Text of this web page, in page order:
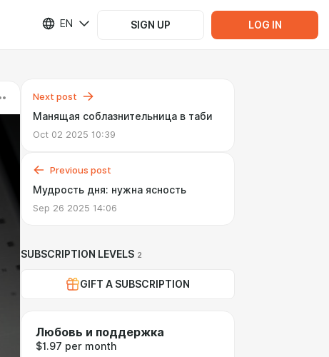
EN SIGN UP LOG IN
Next post
Манящая соблазнительница в таби
Oct 02 2025 10:39
Previous post
Мудрость дня: нужна ясность
Sep 26 2025 14:06
SUBSCRIPTION LEVELS 2
GIFT A SUBSCRIPTION
Любовь и поддержка
$1.97 per month